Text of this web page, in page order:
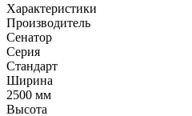
Характеристики
Производитель
Сенатор
Серия
Стандарт
Ширина
2500 мм
Высота